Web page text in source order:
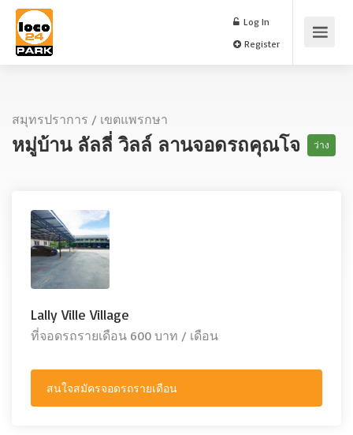
Log In
สมุทรปราการ / เขตแพรกษา
หมู่บ้าน ลัลลี่ วิลล์ ลานจอดรถคุณโจ ว่าง
Lally Ville Village
ที่จอดรถรายเดือน 600 บาท / เดือน
สนใจสมัครจอดรถรายเดือน